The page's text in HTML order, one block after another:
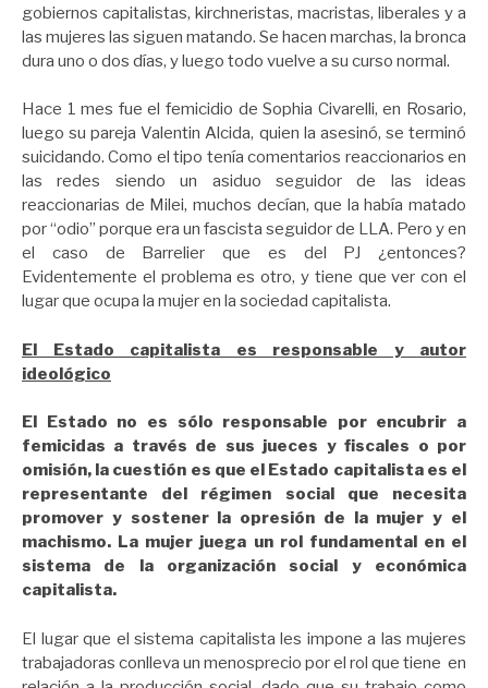
gobiernos capitalistas, kirchneristas, macristas, liberales y a
las mujeres las siguen matando. Se hacen marchas, la bronca
dura uno o dos días, y luego todo vuelve a su curso normal.
Hace 1 mes fue el femicidio de Sophia Civarelli, en Rosario,
luego su pareja Valentin Alcida, quien la asesinó, se terminó
suicidando. Como el tipo tenía comentarios reaccionarios en
las redes siendo un asiduo seguidor de las ideas
reaccionarias de Milei, muchos decían, que la había matado
por “odio” porque era un fascista seguidor de LLA. Pero y en
el caso de Barrelier que es del PJ ¿entonces?
Evidentemente el problema es otro, y tiene que ver con el
lugar que ocupa la mujer en la sociedad capitalista.
El Estado capitalista es responsable y autor
ideológico
El Estado no es sólo responsable por encubrir a
femicidas a través de sus jueces y fiscales o por
omisión, la cuestión es que el Estado capitalista es el
representante del régimen social que necesita
promover y sostener la opresión de la mujer y el
machismo. La mujer juega un rol fundamental en el
sistema de la organización social y económica
capitalista.
El lugar que el sistema capitalista les impone a las mujeres
trabajadoras conlleva un menosprecio por el rol que tiene en